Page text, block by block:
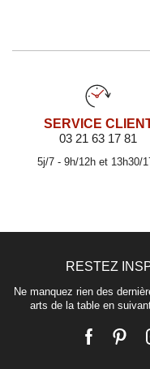
SERVICE
03 21 63 17 81
5j/7 - 9h/12h et 13h30/
RESTEZ
Ne manquez rien des
arts de la table en